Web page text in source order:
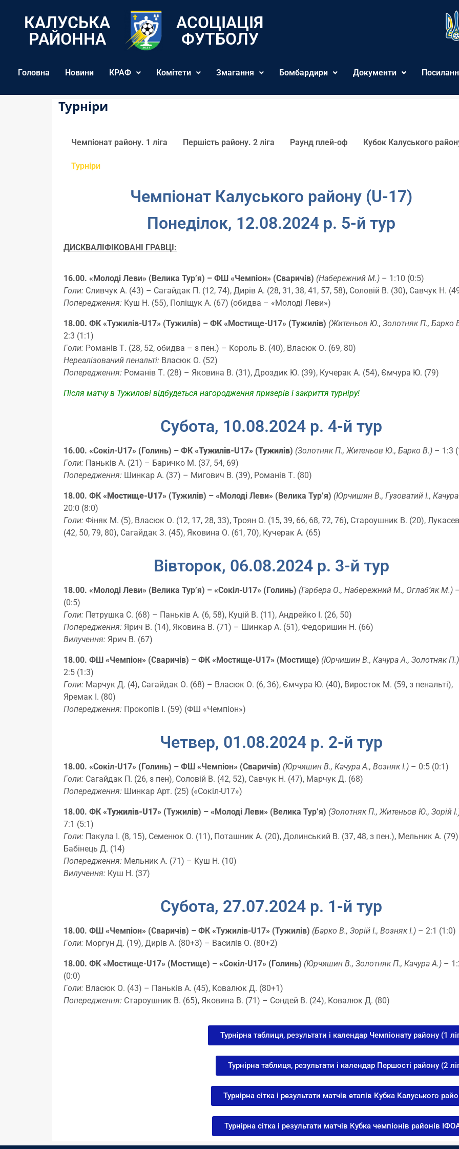
КАЛУСЬКА
РАЙОННА
АСОЦІАЦІЯ
ФУТБОЛУ
Головна Новини КРАФ Комітети Змагання Бомбардири Документи
Турніри
Чемпіонат району. 1 ліга Першість району. 2 ліга Раунд плей-оф Кубок Калуського
Турніри
Чемпіонат Калуського району (U-17)
Понеділок, 12.08.2024 р. 5-й тур
ДИСКВАЛІФІКОВАНІ ГРАВЦІ:
16.00. «Молоді Леви» (Велика Тур’я) – ФШ «Чемпіон» (Сваричів) (Набережний М.) – 1:10 (0:5)
Голи: Сливчук А. (43) – Сагайдак П. (12, 74), Дирів А. (28, 31, 38, 41, 57, 58), Соловій В. (30), Савчук Н.
Попередження: Куш Н. (55), Поліщук А. (67) (обидва – «Молоді Леви»)
18.00. ФК «Тужилів-U17» (Тужилів) – ФК «Мостище-U17» (Тужилів) (Житеньов Ю., Золотняк П., Барко
2:3 (1:1)
Голи: Романів Т. (28, 52, обидва – з пен.) – Король В. (40), Власюк О. (69, 80)
Нереалізований пенальті: Власюк О. (52)
Попередження: Романів Т. (28) – Яковина В. (31), Дроздик Ю. (39), Кучерак А. (54), Ємчура Ю. (79)
Після матчу в Тужилові відбудеться нагородження призерів і закриття турніру!
Субота, 10.08.2024 р. 4-й тур
16.00. «Сокіл-U17» (Голинь) – ФК «Тужилів-U17» (Тужилів) (Золотняк П., Житеньов Ю., Барко В.) – 1:3
Голи: Паньків А. (21) – Баричко М. (37, 54, 69)
Попередження: Шинкар А. (37) – Мигович В. (39), Романів Т. (80)
18.00. ФК «Мостище-U17» (Тужилів) – «Молоді Леви» (Велика Тур’я) (Юрчишин В., Гузоватий І.,
20:0 (8:0)
Голи: Фіняк М. (5), Власюк О. (12, 17, 28, 33), Троян О. (15, 39, 66, 68, 72, 76), Староушник В. (20),
(42, 50, 79, 80), Сагайдак З. (45), Яковина О. (61, 70), Кучерак А. (65)
Вівторок, 06.08.2024 р. 3-й тур
18.00. «Молоді Леви» (Велика Тур’я) – «Сокіл-U17» (Голинь) (Гарбера О., Набережний М., Оглаб’як М.)
(0:5)
Голи: Петрушка С. (68) – Паньків А. (6, 58), Куцій В. (11), Андрейко І. (26, 50)
Попередження: Ярич В. (14), Яковина В. (71) – Шинкар А. (51), Федоришин Н. (66)
Вилучення: Ярич В. (67)
18.00. ФШ «Чемпіон» (Сваричів) – ФК «Мостище-U17» (Мостище) (Юрчишин В., Качура А., Золотняк П.)
2:5 (1:3)
Голи: Марчук Д. (4), Сагайдак О. (68) – Власюк О. (6, 36), Ємчура Ю. (40), Виросток М. (59, з пенальті),
Яремак І. (80)
Попередження: Прокопів І. (59) (ФШ «Чемпіон»)
Четвер, 01.08.2024 р. 2-й тур
18.00. «Сокіл-U17» (Голинь) – ФШ «Чемпіон» (Сваричів) (Юрчишин В., Качура А., Возняк І.) – 0:5 (0:1)
Голи: Сагайдак П. (26, з пен), Соловій В. (42, 52), Савчук Н. (47), Марчук Д. (68)
Попередження: Шинкар Арт. (25) («Сокіл-U17»)
18.00. ФК «Тужилів-U17» (Тужилів) – «Молоді Леви» (Велика Тур’я) (Золотняк П., Житеньов Ю., Зорій І.
7:1 (5:1)
Голи: Пакула І. (8, 15), Семенюк О. (11), Поташник А. (20), Долинський В. (37, 48, з пен.), Мельник А.
Бабінець Д. (14)
Попередження: Мельник А. (71) – Куш Н. (10)
Вилучення: Куш Н. (37)
Субота, 27.07.2024 р. 1-й тур
18.00. ФШ «Чемпіон» (Сваричів) – ФК «Тужилів-U17» (Тужилів) (Барко В., Зорій І., Возняк І.) – 2:1 (1:0)
Голи: Моргун Д. (19), Дирів А. (80+3) – Василів О. (80+2)
18.00. ФК «Мостище-U17» (Мостище) – «Сокіл-U17» (Голинь) (Юрчишин В., Золотняк П., Качура А.) –
(0:0)
Голи: Власюк О. (43) – Паньків А. (45), Ковалюк Д. (80+1)
Попередження: Староушник В. (65), Яковина В. (71) – Сондей В. (24), Ковалюк Д. (80)
Турнірна таблиця, результати і календар Чемпіонату району (1
Турнірна таблиця, результати і календар Першості району (2
Турнірна сітка і результати матчів етапів Кубка Калуського
Турнірна сітка і результати матчів Кубка чемпіонів районів